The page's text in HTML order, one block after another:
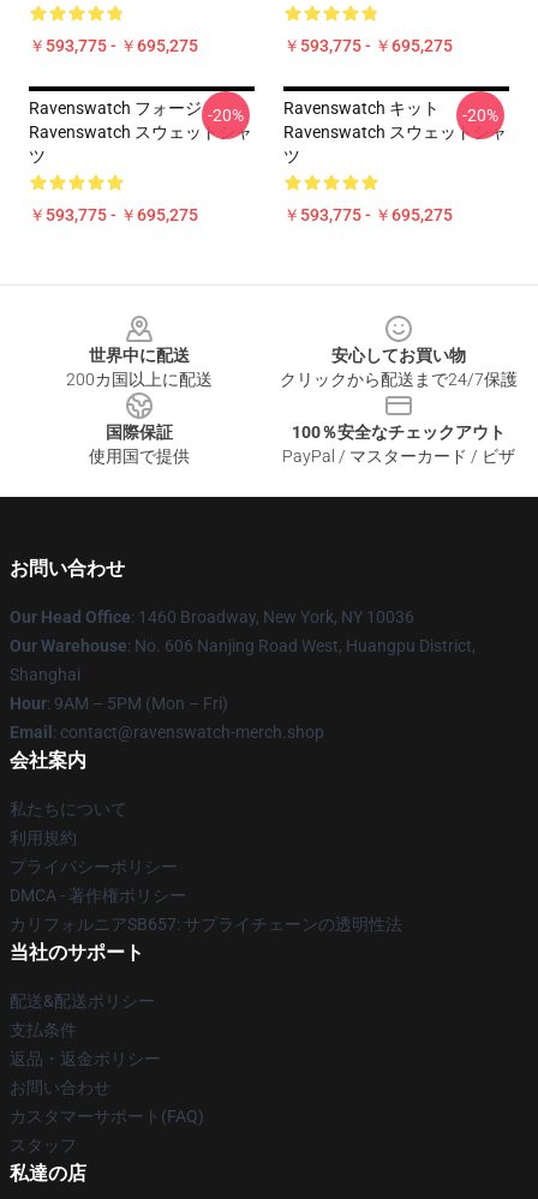
￥593,775 - ￥695,275 ￥593,775 - ￥695,275
Ravenswatch フォージ
Ravenswatch スウェットシャ
ツ
￥593,775 - ￥695,275
-20%
Ravenswatch キット
Ravenswatch スウェットシャ
ツ
￥593,775 - ￥695,275
-20%
世界中に配送
200カ国以上に配送
安心してお買い物
クリックから配送まで24/7保護
国際保証
使用国で提供
100％安全なチェックアウト
PayPal / マスターカード / ビザ
お問い合わせ
Our Head Office: 1460 Broadway, New York, NY 10036
Our Warehouse: No. 606 Nanjing Road West, Huangpu District,
Shanghai
Hour: 9AM – 5PM (Mon – Fri)
Email : contact@ravenswatch-merch.shop
会社案内
私たちについて
利用規約
プライバシーポリシー
DMCA - 著作権ポリシー
カリフォルニアSB657: サプライチェーンの透明性法
当社のサポート
配送&配送ポリシー
支払条件
返品・返金ポリシー
お問い合わせ
カスタマーサポート(FAQ)
スタッフ
私達の店